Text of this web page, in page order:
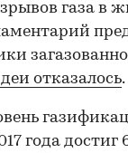
газа в
отказалось.
года достиг